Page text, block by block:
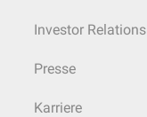
Investor Relations
Presse
Karriere